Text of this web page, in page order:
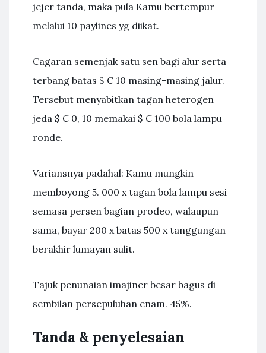
jejer tanda, maka pula Kamu bertempur
melalui 10 paylines yg diikat.
Cagaran semenjak satu sen bagi alur serta
terbang batas $ € 10 masing-masing jalur.
Tersebut menyabitkan tagan heterogen
jeda $ € 0, 10 memakai $ € 100 bola lampu
ronde.
Variansnya padahal: Kamu mungkin
memboyong 5. 000 x tagan bola lampu sesi
semasa persen bagian prodeo, walaupun
sama, bayar 200 x batas 500 x tanggungan
berakhir lumayan sulit.
Tajuk penunaian imajiner besar bagus di
sembilan persepuluhan enam. 45%.
Tanda & penyelesaian